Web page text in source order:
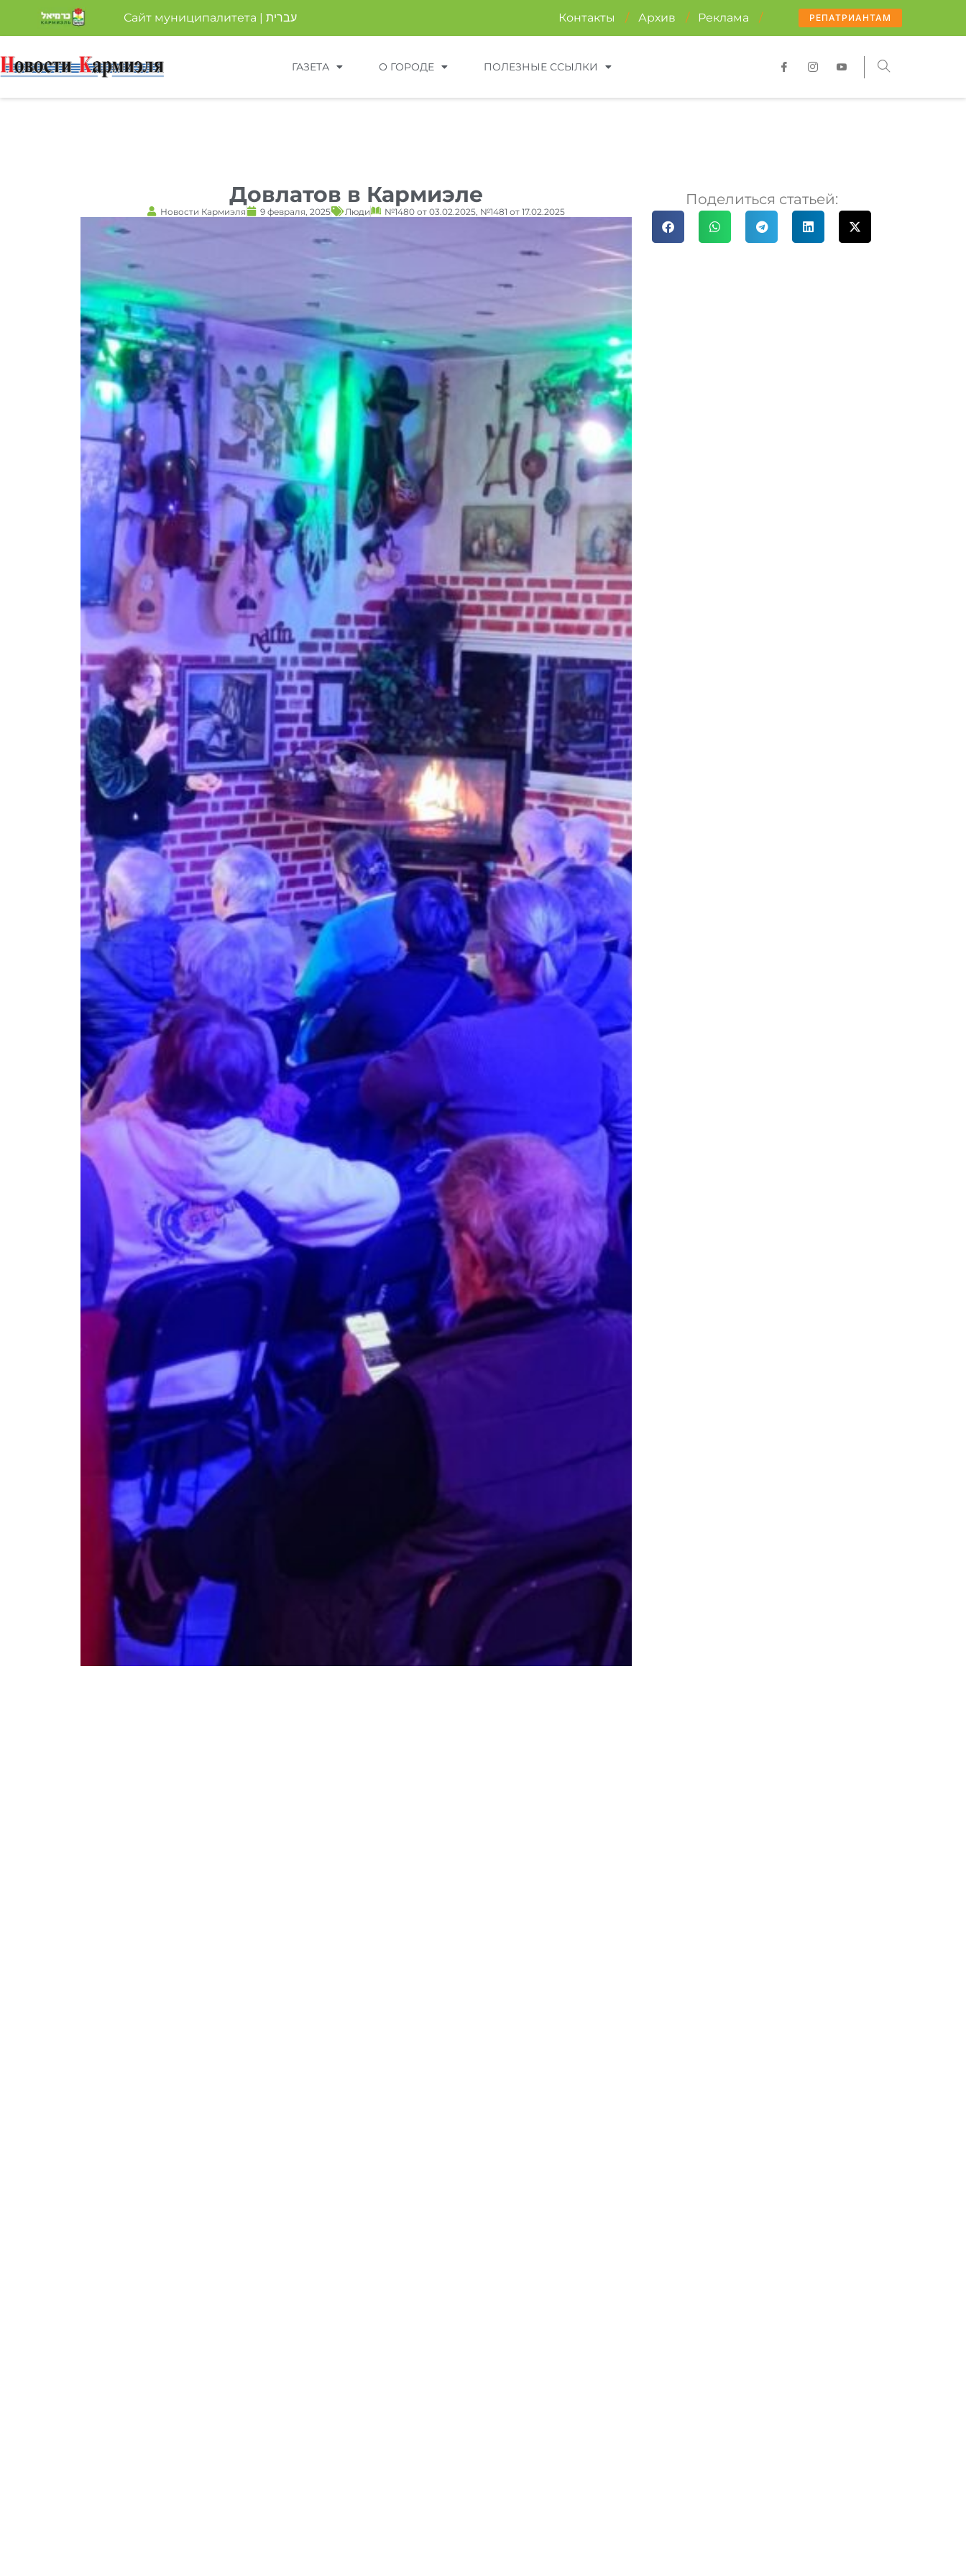
Сайт муниципалитета | עברית Контакты / Архив / Реклама / РЕПАТРИАНТАМ
ГАЗЕТА О ГОРОДЕ ПОЛЕЗНЫЕ ССЫЛКИ
Довлатов в Кармиэле
Новости Кармиэля 9 февраля, 2025 Люди №1480 от 03.02.2025 №1481 от 17.02.2025
Поделиться статьей: